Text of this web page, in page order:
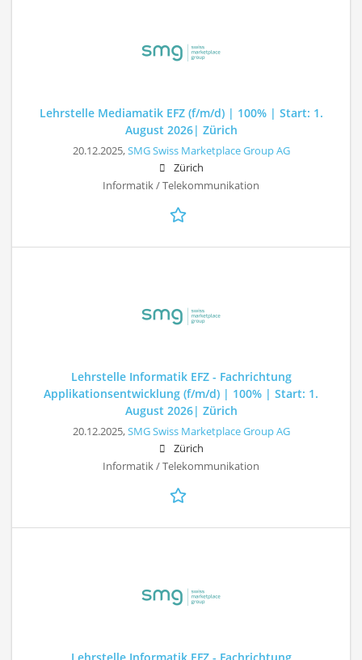
Lehrstelle Mediamatik EFZ (f/m/d) | 100% | Start: 1.
August 2026| Zürich
20.12.2025,SMG Swiss Marketplace Group AG
Zürich
Informatik / Telekommunikation
Lehrstelle Informatik EFZ - Fachrichtung
Applikationsentwicklung (f/m/d) | 100% | Start: 1.
August 2026| Zürich
20.12.2025,SMG Swiss Marketplace Group AG
Zürich
Informatik / Telekommunikation
Lehrstelle Informatik EFZ - Fachrichtung